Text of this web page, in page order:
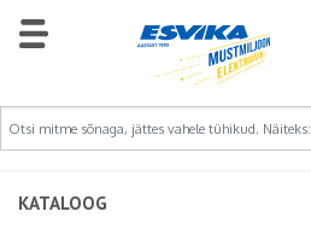
KATALOOG